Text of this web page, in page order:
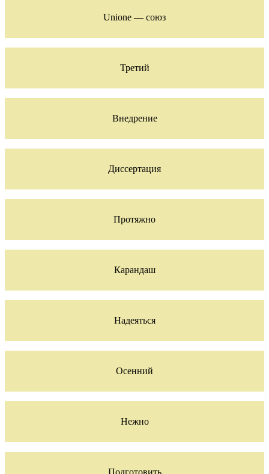
Unione — союз
Третий
Внедрение
Диссертация
Протяжно
Карандаш
Надеяться
Осенний
Нежно